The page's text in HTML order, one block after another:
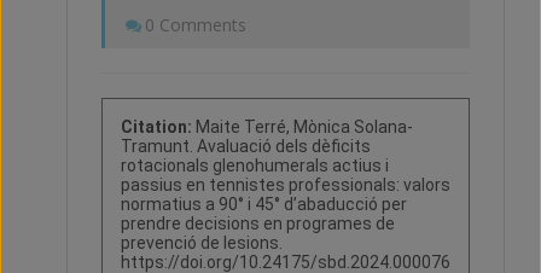
0 Comments
Citation: Maite Terré, Mònica Solana-
Tramunt. Avaluació dels dèficits
rotacionals glenohumerals actius i
passius en tennistes professionals: valors
normatius a 90° i 45° d’abaducció per
prendre decisions en programes de
prevenció de lesions.
https://doi.org/10.24175/sbd.2024.000076